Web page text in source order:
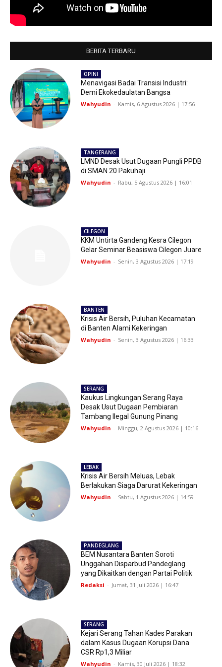
BERITA TERBARU
OPINI
Menavigasi Badai Transisi Industri:
Demi Ekokedaulatan Bangsa
Wahyudin - Kamis, 6 Agustus 2026 | 17:56
TANGERANG
LMND Desak Usut Dugaan Pungli PPDB
di SMAN 20 Pakuhaji
Wahyudin - Rabu, 5 Agustus 2026 | 16:01
CILEGON
KKM Untirta Gandeng Kesra Cilegon
Gelar Seminar Beasiswa Cilegon Juare
Wahyudin - Senin, 3 Agustus 2026 | 17:19
BANTEN
Krisis Air Bersih, Puluhan Kecamatan
di Banten Alami Kekeringan
Wahyudin - Senin, 3 Agustus 2026 | 16:33
SERANG
Kaukus Lingkungan Serang Raya
Desak Usut Dugaan Pembiaran
Tambang Ilegal Gunung Pinang
Wahyudin - Minggu, 2 Agustus 2026 | 10:16
LEBAK
Krisis Air Bersih Meluas, Lebak
Berlakukan Siaga Darurat Kekeringan
Wahyudin - Sabtu, 1 Agustus 2026 | 14:59
PANDEGLANG
BEM Nusantara Banten Soroti
Unggahan Disparbud Pandeglang
yang Dikaitkan dengan Partai Politik
Redaksi - Jumat, 31 Juli 2026 | 16:47
SERANG
Kejari Serang Tahan Kades Parakan
dalam Kasus Dugaan Korupsi Dana
CSR Rp1,3 Miliar
Wahyudin - Kamis, 30 Juli 2026 | 18:32